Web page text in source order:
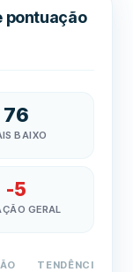
pontuação
76
BAIXO
-5
GERAL
TENDÊNCIA